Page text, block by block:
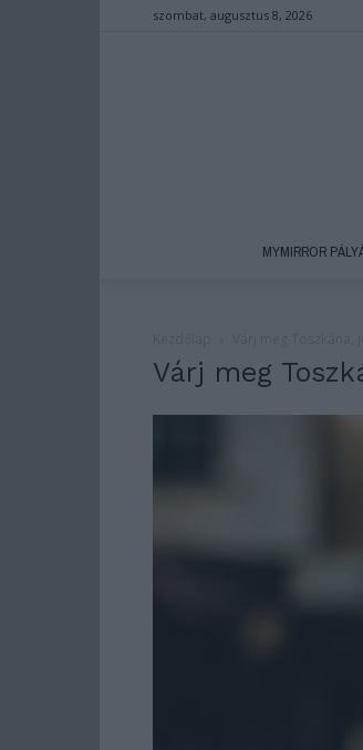
szombat, augusztus 8, 2026
MYMIRROR
Várj meg